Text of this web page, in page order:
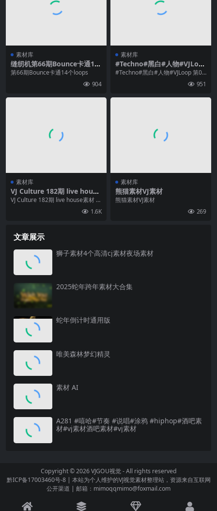
素材库
缝纫机第66期Bounce卡通14
个loops
第66期Bounce卡通14个loops
904
素材库
#Techno#黑白#人物#VJLoo
p 第09期素材/数量：21个
#Techno#黑白#人物#VJLoop 第09
951
素材库
VJ Culture 182期 live house
素材 本期素材23个
VJ Culture 182期 live house素材 本
1.6K
素材库
熊猫素材VJ素材
熊猫素材VJ素材
269
文章展示
狮子素材4个高清cj素材夜场素材
2025蛇年跨年素材大合集
蛇年倒计时通用版
唯美森林梦幻精灵
素材 AI
A281 #嘻哈#节奏 #说唱#涂鸦 #hiphop#酒吧素
材#vj素材酒吧素材#vj素材
Copyright © 2026VJGOU视觉- All rights reserved
黔ICP备17003460号-8| 本站为个人维护的VJ视觉素材整理站，资源来自互联网
公开渠道 | 邮箱：mimoqqmimo@foxmail.com